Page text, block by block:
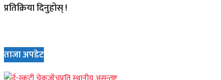
प्रतिक्रिया दिनुहोस् !
ताजा अपडेट